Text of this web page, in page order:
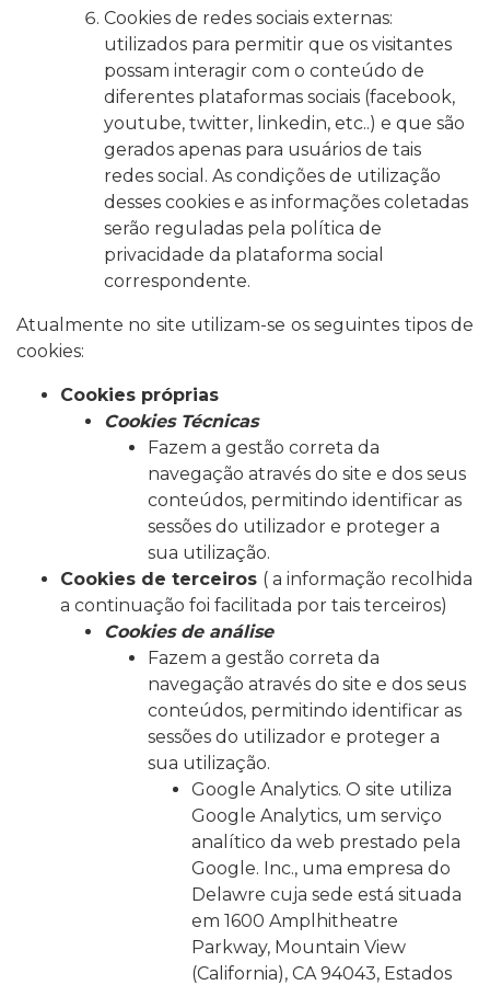
Cookies de redes sociais externas:
utilizados para permitir que os visitantes
possam interagir com o conteúdo de
diferentes plataformas sociais (facebook,
youtube, twitter, linkedin, etc..) e que são
gerados apenas para usuários de tais
redes social. As condições de utilização
desses cookies e as informações coletadas
serão reguladas pela política de
privacidade da plataforma social
correspondente.
Atualmente no site utilizam-se os seguintes tipos de
cookies:
Cookies próprias
Cookies Técnicas
Fazem a gestão correta da
navegação através do site e dos seus
conteúdos, permitindo identificar as
sessões do utilizador e proteger a
sua utilização.
Cookies de terceiros ( a informação recolhida
a continuação foi facilitada por tais terceiros)
Cookies de análise
Fazem a gestão correta da
navegação através do site e dos seus
conteúdos, permitindo identificar as
sessões do utilizador e proteger a
sua utilização.
Google Analytics. O site utiliza
Google Analytics, um serviço
analítico da web prestado pela
Google. Inc., uma empresa do
Delawre cuja sede está situada
em 1600 Amplhitheatre
Parkway, Mountain View
(California), CA 94043, Estados